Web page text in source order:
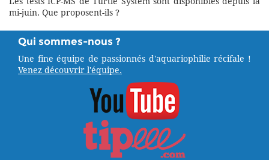
mi-juin. Que proposent-ils ?
Qui sommes-nous ?
Une fine équipe de passionnés d'aquariophilie récifale !
Venez découvrir l'équipe.